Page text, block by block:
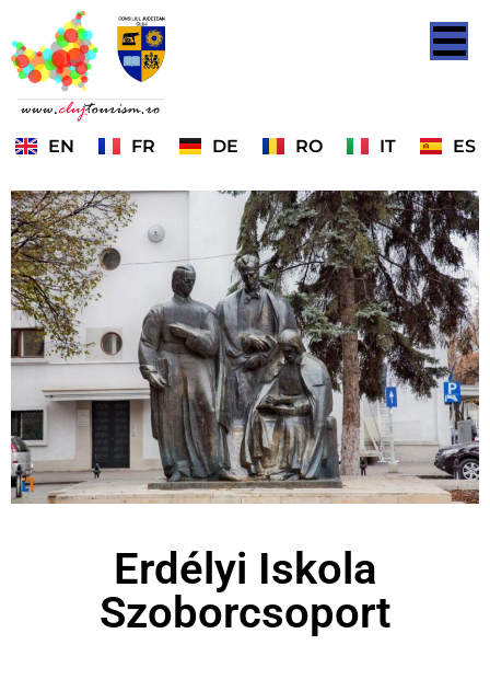
EN FR DE RO IT ES
Erdélyi Iskola
Szoborcsoport